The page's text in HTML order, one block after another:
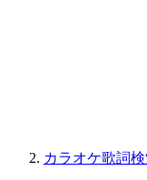
カラオケ歌詞